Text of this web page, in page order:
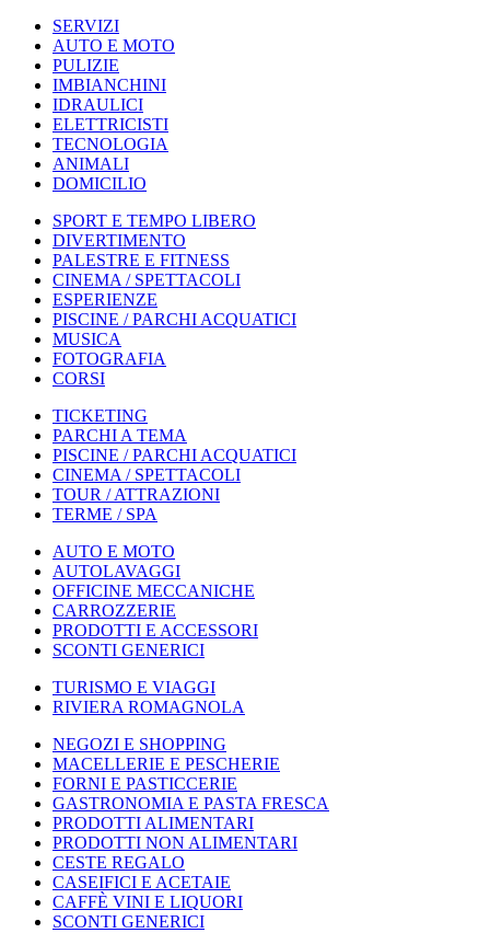
SERVIZI
AUTO E MOTO
PULIZIE
IMBIANCHINI
IDRAULICI
ELETTRICISTI
TECNOLOGIA
ANIMALI
DOMICILIO
SPORT E TEMPO LIBERO
DIVERTIMENTO
PALESTRE E FITNESS
CINEMA / SPETTACOLI
ESPERIENZE
PISCINE / PARCHI ACQUATICI
MUSICA
FOTOGRAFIA
CORSI
TICKETING
PARCHI A TEMA
PISCINE / PARCHI ACQUATICI
CINEMA / SPETTACOLI
TOUR / ATTRAZIONI
TERME / SPA
AUTO E MOTO
AUTOLAVAGGI
OFFICINE MECCANICHE
CARROZZERIE
PRODOTTI E ACCESSORI
SCONTI GENERICI
TURISMO E VIAGGI
RIVIERA ROMAGNOLA
NEGOZI E SHOPPING
MACELLERIE E PESCHERIE
FORNI E PASTICCERIE
GASTRONOMIA E PASTA FRESCA
PRODOTTI ALIMENTARI
PRODOTTI NON ALIMENTARI
CESTE REGALO
CASEIFICI E ACETAIE
CAFFÈ VINI E LIQUORI
SCONTI GENERICI